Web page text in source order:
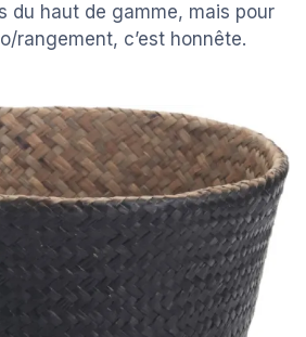
du haut de gamme, mais pour
rangement, c’est honnête.